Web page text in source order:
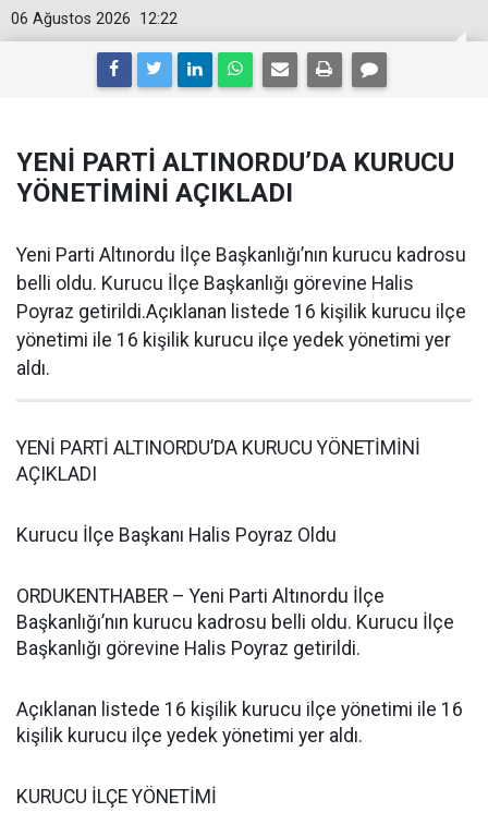
12:22
06 Ağustos 2026
YENİ PARTİ ALTINORDU’DA KURUCU
YÖNETİMİNİ AÇIKLADI
Yeni Parti Altınordu İlçe Başkanlığı’nın kurucu kadrosu
belli oldu. Kurucu İlçe Başkanlığı görevine Halis
Poyraz getirildi.Açıklanan listede 16 kişilik kurucu ilçe
yönetimi ile 16 kişilik kurucu ilçe yedek yönetimi yer
aldı.
YENİ PARTİ ALTINORDU’DA KURUCU YÖNETİMİNİ
AÇIKLADI
Kurucu İlçe Başkanı Halis Poyraz Oldu
ORDUKENTHABER – Yeni Parti Altınordu İlçe
Başkanlığı’nın kurucu kadrosu belli oldu. Kurucu İlçe
Başkanlığı görevine Halis Poyraz getirildi.
Açıklanan listede 16 kişilik kurucu ilçe yönetimi ile 16
kişilik kurucu ilçe yedek yönetimi yer aldı.
KURUCU İLÇE YÖNETİMİ